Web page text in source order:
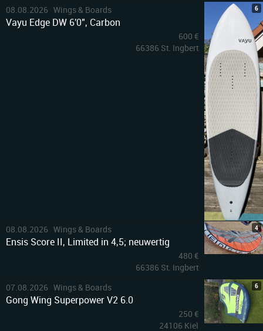
08.08.2026 Wings & Boards
Vayu Edge DW 6'0", Carbon
600 €
66386 St. Ingbert
6
08.08.2026 Wings & Boards
Ensis Score II, Limited in 4,5; neuwertig
480 €
66386 St. Ingbert
4
07.08.2026 Wings & Boards
Gong Wing Superpower V2 6.0
250 €
24106 Kiel
6